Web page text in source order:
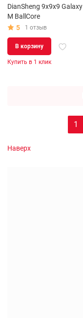
DianSheng 9x9x9 Galaxy
M BallCore
5
1 отзыв
В корзину
Купить в 1 клик
1
Наверх